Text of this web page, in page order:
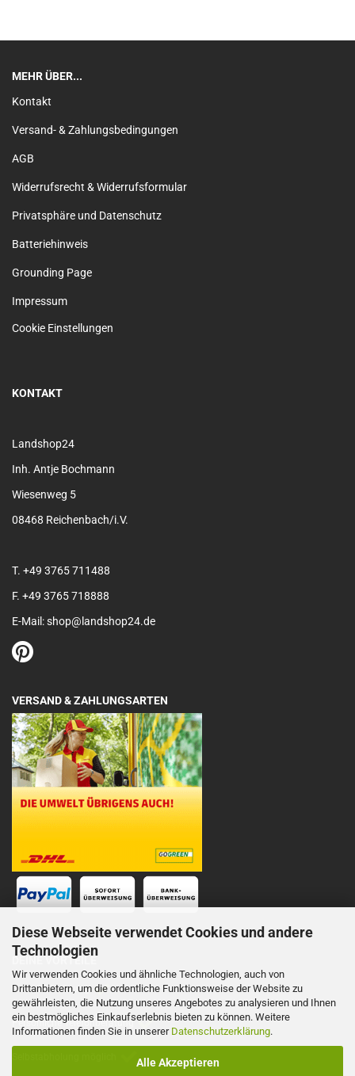
Diese Webseite verwendet Cookies und andere
Technologien
Wir verwenden Cookies und ähnliche Technologien, auch von
Drittanbietern, um die ordentliche Funktionsweise der Website zu
gewährleisten, die Nutzung unseres Angebotes zu analysieren und Ihnen
ein bestmögliches Einkaufserlebnis bieten zu können. Weitere
Informationen finden Sie in unserer Datenschutzerklärung.
Alle Akzeptieren
MEHR ÜBER...
Kontakt
Versand- & Zahlungsbedingungen
AGB
Widerrufsrecht & Widerrufsformular
Privatsphäre und Datenschutz
Batteriehinweis
Grounding Page
Impressum
Cookie Einstellungen
KONTAKT
Landshop24
Inh. Antje Bochmann
Wiesenweg 5
08468 Reichenbach/i.V.
T. +49 3765 711488
F. +49 3765 718888
E-Mail: shop@landshop24.de
VERSAND & ZAHLUNGSARTEN
DEINE VORTEILE
Schnelle Lieferung
Persönliche Telefonberatung